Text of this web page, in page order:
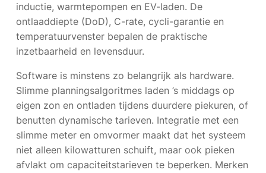
inductie, warmtepompen en EV-laden. De
ontlaaddiepte (DoD), C-rate, cycli-garantie en
temperatuurvenster bepalen de praktische
inzetbaarheid en levensduur.
Software is minstens zo belangrijk als hardware.
Slimme planningsalgoritmes laden ’s middags op
eigen zon en ontladen tijdens duurdere piekuren, of
benutten dynamische tarieven. Integratie met een
slimme meter en omvormer maakt dat het systeem
niet alleen kilowatturen schuift, maar ook pieken
afvlakt om capaciteitstarieven te beperken. Merken